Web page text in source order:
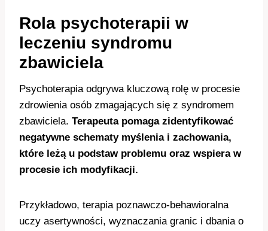
Rola psychoterapii w
leczeniu syndromu
zbawiciela
Psychoterapia odgrywa kluczową rolę w procesie
zdrowienia osób zmagających się z syndromem
zbawiciela. Terapeuta pomaga zidentyfikować
negatywne schematy myślenia i zachowania,
które leżą u podstaw problemu oraz wspiera w
procesie ich modyfikacji.
Przykładowo, terapia poznawczo-behawioralna
uczy asertywności, wyznaczania granic i dbania o